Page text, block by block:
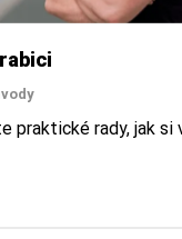
praktické rady, jak si